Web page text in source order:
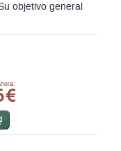
objetivo general
€